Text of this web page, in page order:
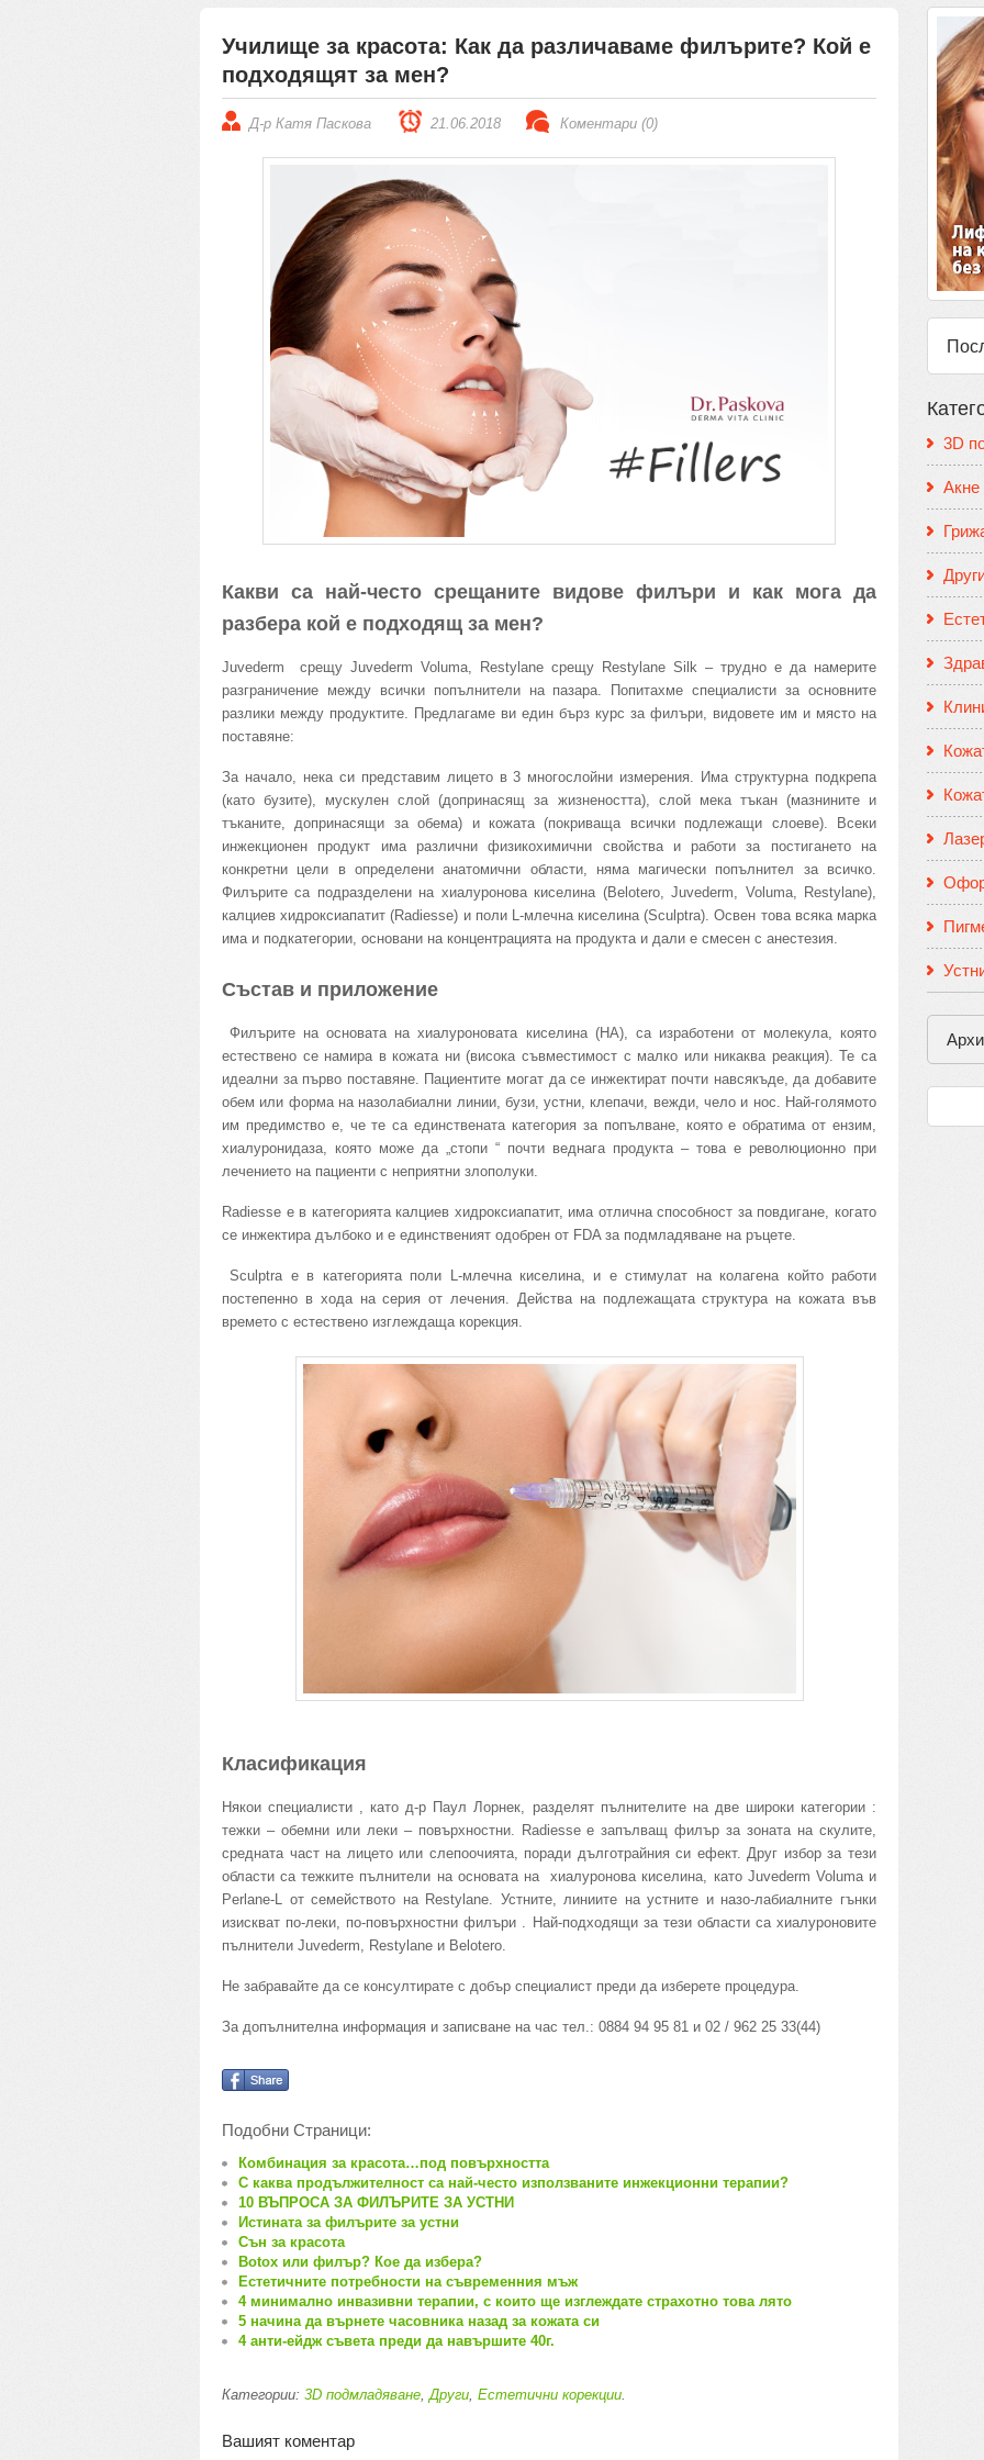
Училище за красота: Как да различаваме филърите? Кой е
подходящят за мен?
Д-р Катя Паскова 21.06.2018 Коментари (0)
Какви са най-често срещаните видове филъри и как мога да
разбера кой е подходящ за мен?
Juvederm срещу Juvederm Voluma, Restylane срещу Restylane Silk – трудно е да намерите
разграничение между всички попълнители на пазара. Попитахме специалисти за основните
разлики между продуктите. Предлагаме ви един бърз курс за филъри, видовете им и място на
поставяне:
За начало, нека си представим лицето в 3 многослойни измерения. Има структурна подкрепа
(като бузите), мускулен слой (допринасящ за жизнеността), слой мека тъкан (мазнините и
тъканите, допринасящи за обема) и кожата (покриваща всички подлежащи слоеве). Всеки
инжекционен продукт има различни физикохимични свойства и работи за постигането на
конкретни цели в определени анатомични области, няма магически попълнител за всичко.
Филърите са подразделени на хиалуронова киселина (Belotero, Juvederm, Voluma, Restylane),
калциев хидроксиапатит (Radiesse) и поли L-млечна киселина (Sculptra). Освен това всяка марка
има и подкатегории, основани на концентрацията на продукта и дали е смесен с анестезия.
Състав и приложение
Филърите на основата на хиалуроновата киселина (НА), са изработени от молекула, която
естествено се намира в кожата ни (висока съвместимост с малко или никаква реакция). Те са
идеални за първо поставяне. Пациентите могат да се инжектират почти навсякъде, да добавите
обем или форма на назолабиални линии, бузи, устни, клепачи, вежди, чело и нос. Най-голямото
им предимство е, че те са единствената категория за попълване, която е обратима от ензим,
хиалуронидаза, която може да „стопи “ почти веднага продукта – това е революционно при
лечението на пациенти с неприятни злополуки.
Radiesse е в категорията калциев хидроксиапатит, има отлична способност за повдигане, когато
се инжектира дълбоко и е единственият одобрен от FDA за подмладяване на ръцете.
Sculptra е в категорията поли L-млечна киселина, и е стимулат на колагена който работи
постепенно в хода на серия от лечения. Действа на подлежащата структура на кожата във
времето с естествено изглеждаща корекция.
Класификация
Някои специалисти , като д-р Паул Лорнек, разделят пълнителите на две широки категории :
тежки – обемни или леки – повърхностни. Radiesse е запълващ филър за зоната на скулите,
средната част на лицето или слепоочията, поради дълготрайния си ефект. Друг избор за тези
области са тежките пълнители на основата на хиалуронова киселина, като Juvederm Voluma и
Perlane-L от семейството на Restylane. Устните, линиите на устните и назо-лабиалните гънки
изискват по-леки, по-повърхностни филъри . Най-подходящи за тези области са хиалуроновите
пълнители Juvederm, Restylane и Belotero.
Не забравайте да се консултирате с добър специалист преди да изберете процедура.
За допълнителна информация и записване на час тел.: 0884 94 95 81 и 02 / 962 25 33(44)
Подобни Страници:
Комбинация за красота…под повърхността
С каква продължителност са най-често използваните инжекционни терапии?
10 ВЪПРОСА ЗА ФИЛЪРИТЕ ЗА УСТНИ
Истината за филърите за устни
Сън за красота
Botox или филър? Кое да избера?
Естетичните потребности на съвременния мъж
4 минимално инвазивни терапии, с които ще изглеждате страхотно това лято
5 начина да върнете часовника назад за кожата си
4 анти-ейдж съвета преди да навършите 40г.
Категории: 3D подмладяване Други Естетични корекции
Вашият коментар
3D
Акне